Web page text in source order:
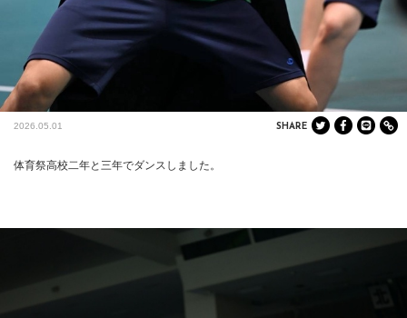
2026.05.01 SHARE
体育祭高校二年と三年でダンスしました。